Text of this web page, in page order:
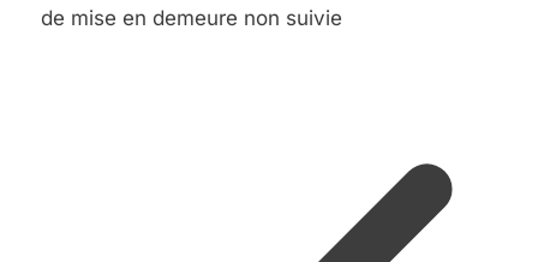
de mise en demeure non suivie